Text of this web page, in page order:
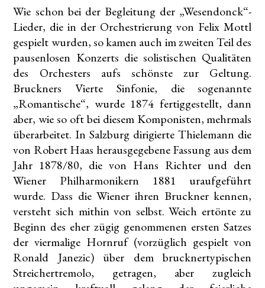
Wie schon bei der Begleitung der „Wesendonck“-
Lieder, die in der Orchestrierung von Felix Mottl
gespielt wurden, so kamen auch im zweiten Teil des
pausenlosen Konzerts die solistischen Qualitäten
des Orchesters aufs schönste zur Geltung.
Bruckners Vierte Sinfonie, die sogenannte
„Romantische“, wurde 1874 fertiggestellt, dann
aber, wie so oft bei diesem Komponisten, mehrmals
überarbeitet. In Salzburg dirigierte Thielemann die
von Robert Haas herausgegebene Fassung aus dem
Jahr 1878/80, die von Hans Richter und den
Wiener Philharmonikern 1881 uraufgeführt
wurde. Dass die Wiener ihren Bruckner kennen,
versteht sich mithin von selbst. Weich ertönte zu
Beginn des eher zügig genommenen ersten Satzes
der viermalige Hornruf (vorzüglich gespielt von
Ronald Janezic) über dem brucknertypischen
Streichertremolo, getragen, aber zugleich